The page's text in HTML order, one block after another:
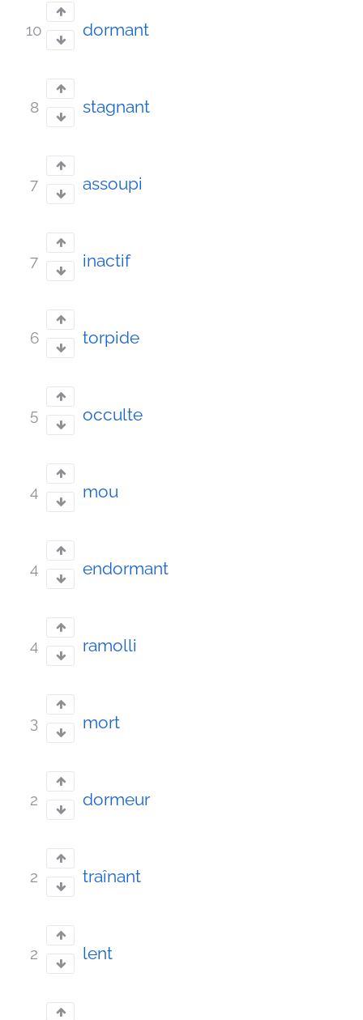
10 dormant
8 stagnant
7 assoupi
7 inactif
6 torpide
5 occulte
4 mou
4 endormant
4 ramolli
3 mort
2 dormeur
2 traînant
2 lent